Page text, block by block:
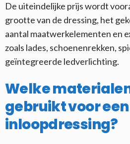
De uiteindelijke prijs wordt
grootte van de dressing, het
aantal maatwerkelementen en
zoals lades, schoenenrekken,
geïntegreerde ledverlichting.
Welke
gebruikt voor een
inloopdressing?